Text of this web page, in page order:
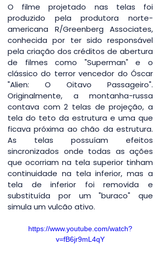
O filme projetado nas telas foi
produzido pela produtora norte-
americana R/Greenberg Associates,
conhecida por ter sido responsável
pela criação dos créditos de abertura
de filmes como "Superman" e o
clássico do terror vencedor do Óscar
"Alien: O Oitavo Passageiro".
Originalmente, a montanha-russa
contava com 2 telas de projeção, a
tela do teto da estrutura e uma que
ficava próxima ao chão da estrutura.
As telas possuíam efeitos
sincronizados onde todas as ações
que ocorriam na tela superior tinham
continuidade na tela inferior, mas a
tela de inferior foi removida e
substituída por um "buraco" que
simula um vulcão ativo.
https://www.youtube.com/watch?
v=fB6jr9mL4qY